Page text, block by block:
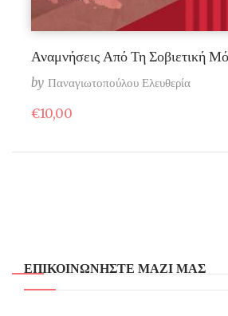
Αναμνήσεις Από Τη Σοβιετική
by Παναγιωτοπούλου Ελευθερία
€10,00
ΕΠΙΚΟΙΝΩΝΗΣΤΕ ΜΑΖΙ ΜΑΣ